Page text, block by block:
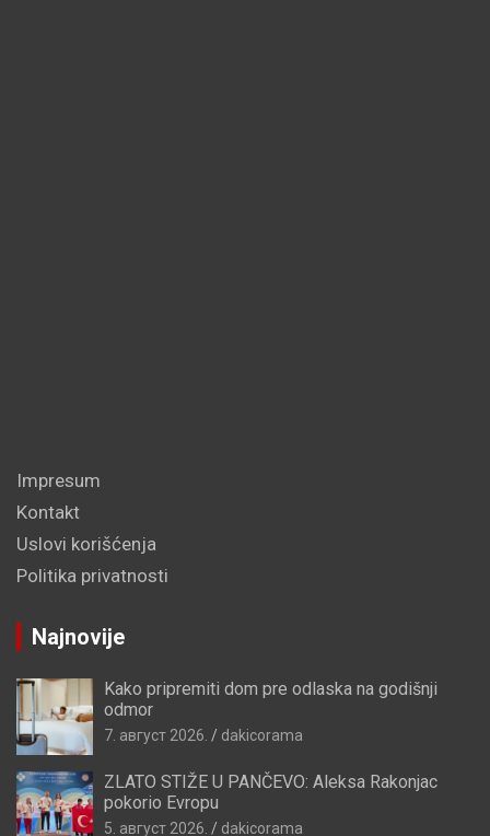
Impresum
Kontakt
Uslovi korišćenja
Politika privatnosti
Najnovije
Kako pripremiti dom pre odlaska na godišnji
odmor
7. август 2026. dakicorama
ZLATO STIŽE U PANČEVO: Aleksa Rakonjac
pokorio Evropu
5. август 2026. dakicorama